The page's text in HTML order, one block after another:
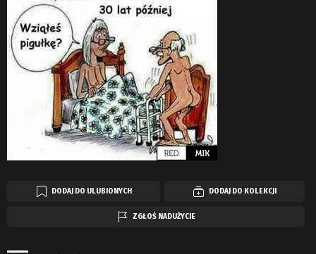
DODAJ DO ULUBIONYCH DODAJ DO KOLEKCJI
ZGŁOŚ NADUŻYCIE